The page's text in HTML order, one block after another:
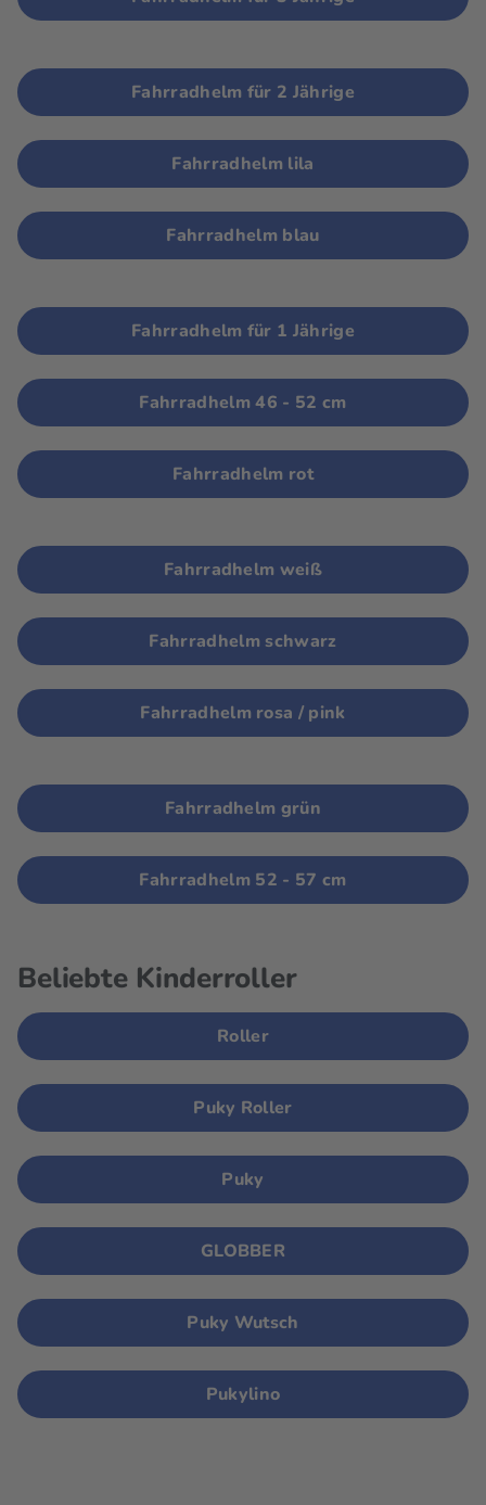
Fahrradhelm für 2 Jährige
Fahrradhelm lila
Fahrradhelm blau
Fahrradhelm für 1 Jährige
Fahrradhelm 46 - 52 cm
Fahrradhelm rot
Fahrradhelm weiß
Fahrradhelm schwarz
Fahrradhelm rosa / pink
Fahrradhelm grün
Fahrradhelm 52 - 57 cm
Beliebte Kinderroller
Roller
Puky Roller
Puky
GLOBBER
Puky Wutsch
Pukylino